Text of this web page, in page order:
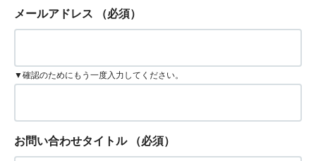
メールアドレス （必須）
▼確認のためにもう一度入力してください。
お問い合わせタイトル （必須）